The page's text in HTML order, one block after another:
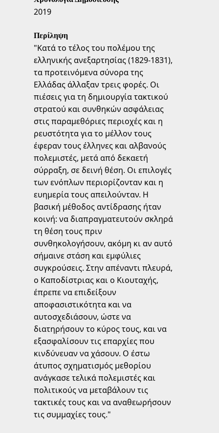
2019
Περίληψη
"Κατά το τέλος του πολέμου της
ελληνικής ανεξαρτησίας (1829-1831),
τα προτεινόμενα σύνορα της
Ελλάδας άλλαξαν τρεις φορές. Οι
πιέσεις για τη δημιουργία τακτικού
στρατού και συνθηκών ασφάλειας
στις παραμεθόριες περιοχές και η
ρευστότητα για το μέλλον τους
έφεραν τους έλληνες και αλβανούς
πολεμιστές, μετά από δεκαετή
σύρραξη, σε δεινή θέση. Οι επιλογές
των ενόπλων περιορίζονταν και η
ευημερία τους απειλούνταν. Η
βασική μέθοδος αντίδρασης ήταν
κοινή: να διαπραγματευτούν σκληρά
τη θέση τους πριν
συνθηκολογήσουν, ακόμη κι αν αυτό
σήμαινε στάση και εμφύλιες
συγκρούσεις. Στην απέναντι πλευρά,
ο Καποδίστριας και ο Κιουταχής,
έπρεπε να επιδείξουν
αποφασιστικότητα και να
αυτοσχεδιάσουν, ώστε να
διατηρήσουν το κύρος τους, και να
εξασφαλίσουν τις επαρχίες που
κινδύνευαν να χάσουν. Ο έστω
άτυπος σχηματισμός μεθορίου
ανάγκασε τελικά πολεμιστές και
πολιτικούς να μεταβάλουν τις
τακτικές τους και να αναθεωρήσουν
τις συμμαχίες τους."